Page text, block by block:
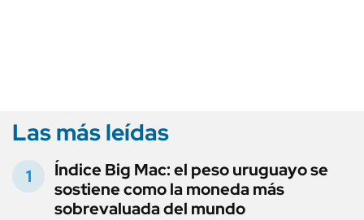
Las más leídas
Índice Big Mac: el peso uruguayo se
sostiene como la moneda más
sobrevaluada del mundo